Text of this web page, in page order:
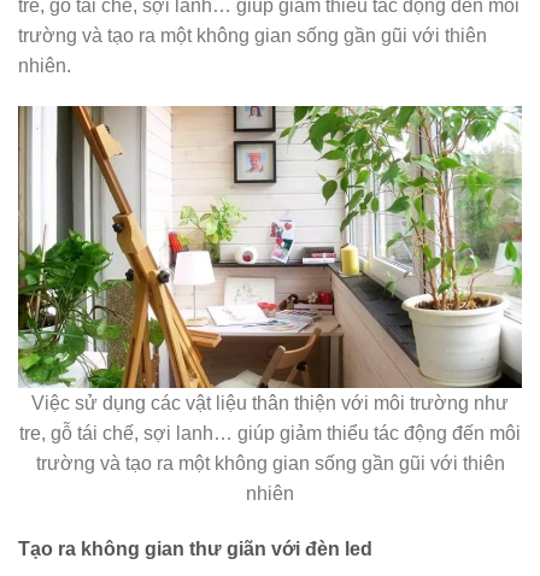
tre, gỗ tái chế, sợi lanh… giúp giảm thiểu tác động đến môi
trường và tạo ra một không gian sống gần gũi với thiên
nhiên.
Việc sử dụng các vật liệu thân thiện với môi trường như
tre, gỗ tái chế, sợi lanh… giúp giảm thiểu tác động đến môi
trường và tạo ra một không gian sống gần gũi với thiên
nhiên
Tạo ra không gian thư giãn với đèn led